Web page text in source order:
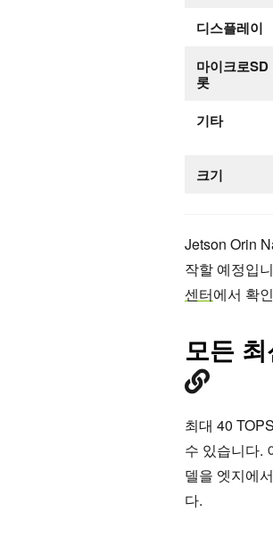
디스플레이
마이크로SD
롯
기타
크기
Jetson Orin
작할 예정입
센터에서 확
모든 최
최대 40
수 있습니다.
델을 엣지에
다.